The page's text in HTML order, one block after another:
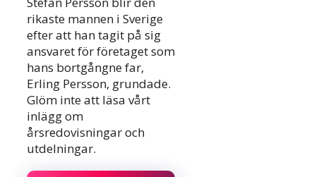
rikaste mannen i Sverige
efter att han tagit på sig
ansvaret för företaget som
hans bortgångne far,
Erling Persson, grundade.
Glöm inte att läsa vårt
inlägg om
årsredovisningar och
utdelningar.